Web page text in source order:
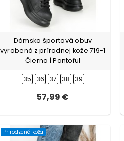
Dámska športová obuv
vyrobená z prírodnej kože 719-1
Čierna | Pantoful
35 36 37 38 39
57,99 €
Prirodzená koža